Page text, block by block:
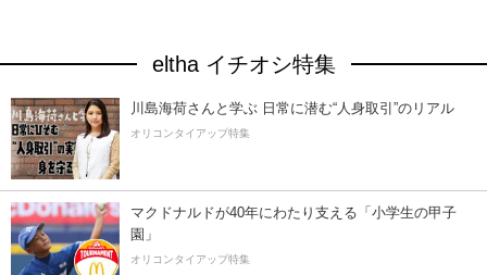
eltha イチオシ特集
川島海荷さんと学ぶ 日常に潜む“人身取引”のリアル
オリコンタイアップ特集
マクドナルドが40年にわたり支える「小学生の甲子
園」
オリコンタイアップ特集